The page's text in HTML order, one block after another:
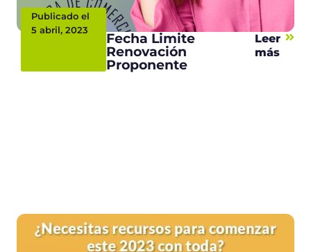
Publicado el
5 abril, 2023
Fecha Limite
Renovación
Proponente
Leer
más